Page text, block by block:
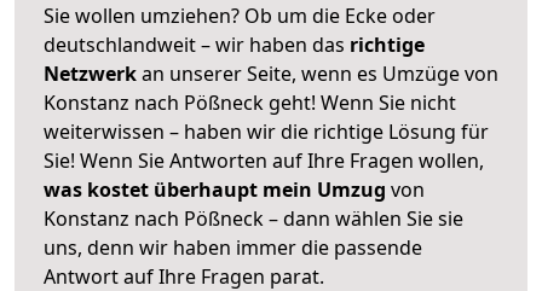
Sie wollen umziehen? Ob um die Ecke oder
deutschlandweit – wir haben das richtige
Netzwerkan unserer Seite, wenn es Umzüge von
Konstanz nach Pößneck geht! Wenn Sie nicht
weiterwissen – haben wir die richtige Lösung für
Sie! Wenn Sie Antworten auf Ihre Fragen wollen,
was kostet überhaupt mein Umzug von
Konstanz nach Pößneck – dann wählen Sie sie
uns, denn wir haben immer die passende
Antwort auf Ihre Fragen parat.